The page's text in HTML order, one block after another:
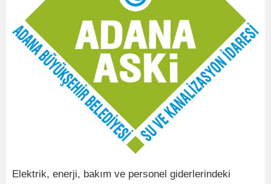
Elektrik, enerji, bakım ve personel giderlerindeki